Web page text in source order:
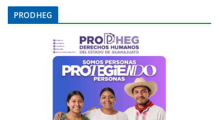
PRODHEG